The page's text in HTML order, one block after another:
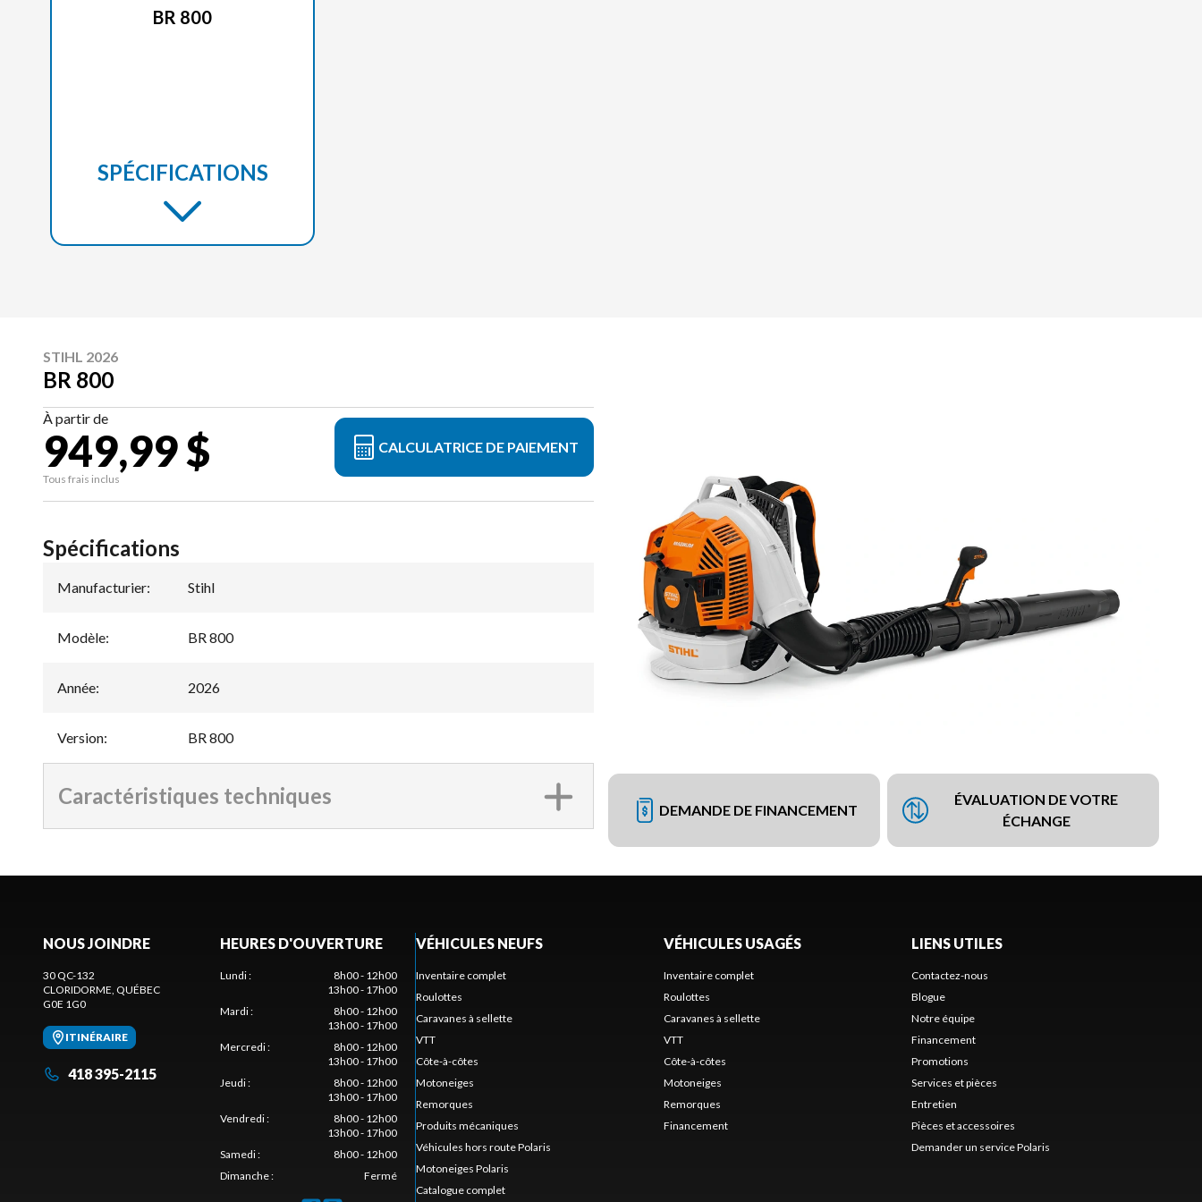
BR 800
SPÉCIFICATIONS
STIHL 2026
BR 800
À partir de
949,99 $
Tous frais inclus
CALCULATRICE DE PAIEMENT
DEMANDE DE FINANCEMENT
ÉVALUATION DE VOTRE
ÉCHANGE
Spécifications
Manufacturier: Stihl
Modèle: BR 800
Année: 2026
Version: BR 800
Caractéristiques techniques
NOUS JOINDRE
30 QC-132
CLORIDORME, QUÉBEC
G0E 1G0
ITINÉRAIRE
418 395-2115
HEURES D'OUVERTURE
Lundi:
8h00 - 12h00
13h00 - 17h00
Mardi:
8h00 - 12h00
13h00 - 17h00
Mercredi:
8h00 - 12h00
13h00 - 17h00
Jeudi:
8h00 - 12h00
13h00 - 17h00
Vendredi:
8h00 - 12h00
13h00 - 17h00
Samedi:
8h00 - 12h00
Dimanche: Fermé
VÉHICULES NEUFS
Inventaire complet
Roulottes
Caravanes à sellette
VTT
Côte-à-côtes
Motoneiges
Remorques
Produits mécaniques
Véhicules hors route Polaris
Motoneiges Polaris
Catalogue complet
VÉHICULES USAGÉS
Inventaire complet
Roulottes
Caravanes à sellette
VTT
Côte-à-côtes
Motoneiges
Remorques
Financement
LIENS UTILES
Contactez-nous
Blogue
Notre équipe
Financement
Promotions
Services et pièces
Entretien
Pièces et accessoires
Demander un service Polaris